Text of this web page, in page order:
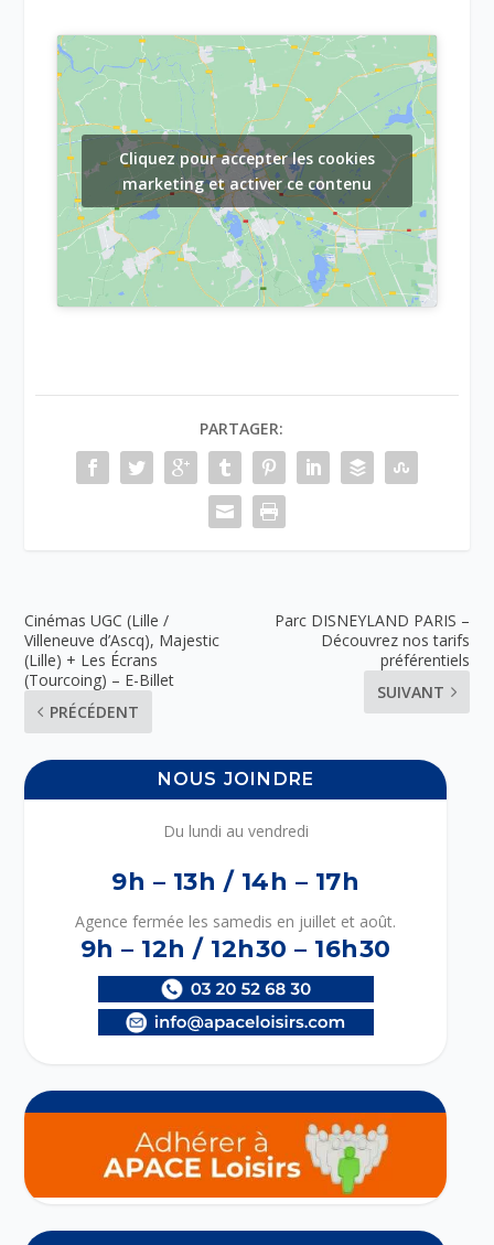
Cliquez pour accepter les cookies
marketing et activer ce contenu
PARTAGER:
Cinémas UGC (Lille /
Villeneuve d’Ascq), Majestic
(Lille) + Les Écrans
(Tourcoing) – E-Billet
PRÉCÉDENT
Parc DISNEYLAND PARIS –
Découvrez nos tarifs
préférentiels
SUIVANT
NOUS JOINDRE
Du lundi au vendredi
9h – 13h / 14h – 17h
Agence fermée les samedis en juillet et août.
9h – 12h / 12h30 – 16h30